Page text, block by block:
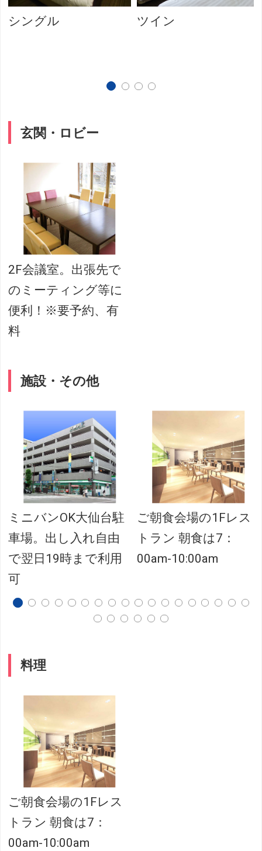
シングル ツイン
玄関・ロビー
2F会議室。出張先で
のミーティング等に
便利！※要予約、有
料
施設・その他
ミニバンOK大仙台駐
車場。出し入れ自由
で翌日19時まで利用
可
ご朝食会場の1Fレス
トラン 朝食は7：
00am-10:00am
料理
ご朝食会場の1Fレス
トラン 朝食は7：
00am-10:00am